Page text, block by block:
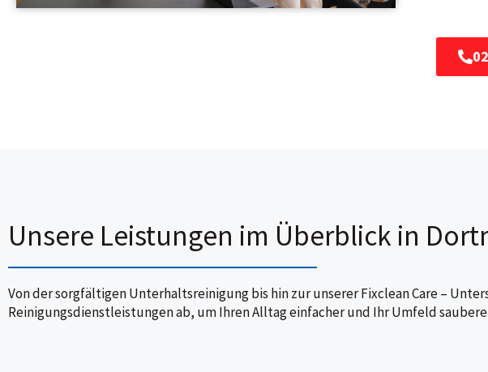
Unsere Leistungen im Überblick in
Von der sorgfältigen Unterhaltsreinigung bis hin zur unserer Fixclean Care –
Reinigungsdienstleistungen ab, um Ihren Alltag einfacher und Ihr Umfeld